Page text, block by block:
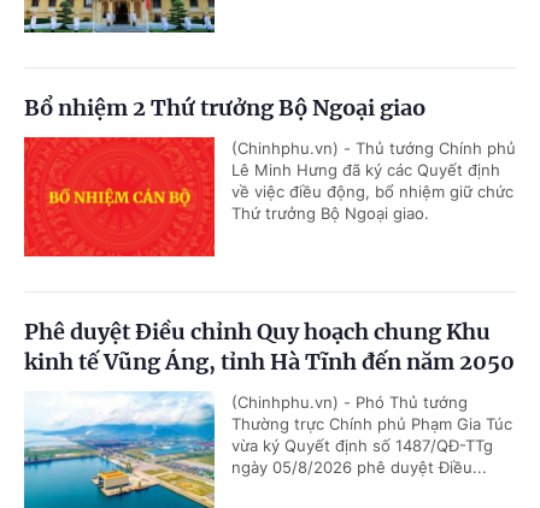
Bổ nhiệm 2 Thứ trưởng Bộ Ngoại giao
(Chinhphu.vn) - Thủ tướng Chính phủ
Lê Minh Hưng đã ký các Quyết định
về việc điều động, bổ nhiệm giữ chức
Thứ trưởng Bộ Ngoại giao.
Phê duyệt Điều chỉnh Quy hoạch chung Khu
kinh tế Vũng Áng, tỉnh Hà Tĩnh đến năm 2050
(Chinhphu.vn) - Phó Thủ tướng
Thường trực Chính phủ Phạm Gia Túc
vừa ký Quyết định số 1487/QĐ-TTg
ngày 05/8/2026 phê duyệt Điều...